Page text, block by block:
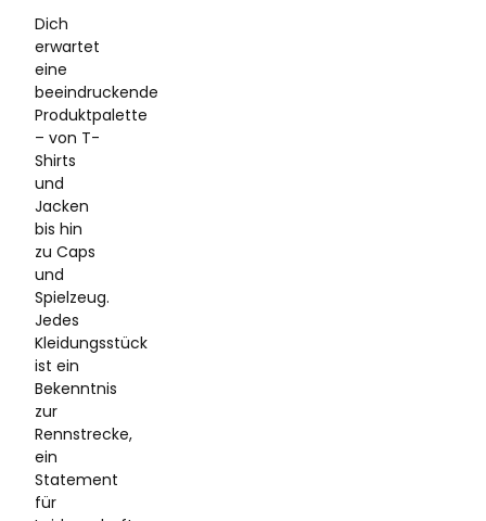
Dich
erwartet
eine
beeindruckende
Produktpalette
– von T-
Shirts
und
Jacken
bis hin
zu Caps
und
Spielzeug.
Jedes
Kleidungsstück
ist ein
Bekenntnis
zur
Rennstrecke,
ein
Statement
für